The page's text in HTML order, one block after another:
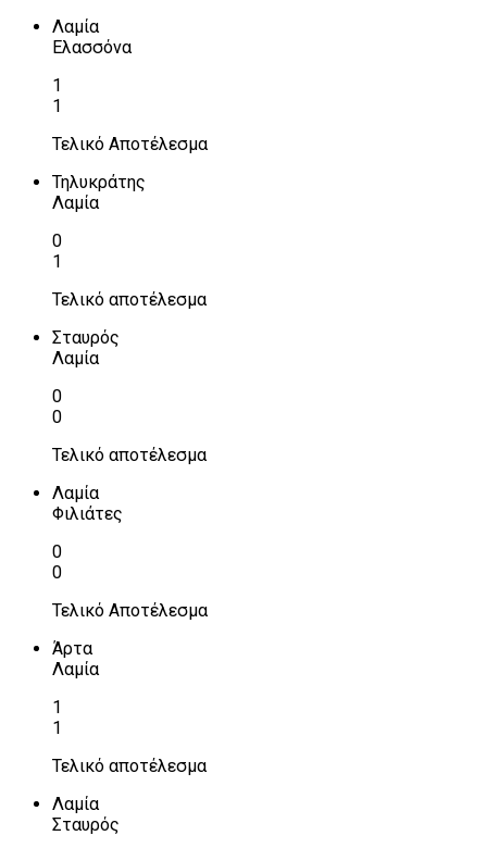
Λαμία
Ελασσόνα
1
1
Τελικό Αποτέλεσμα
Τηλυκράτης
Λαμία
0
1
Τελικό αποτέλεσμα
Σταυρός
Λαμία
0
0
Τελικό αποτέλεσμα
Λαμία
Φιλιάτες
0
0
Τελικό Αποτέλεσμα
Άρτα
Λαμία
1
1
Τελικό αποτέλεσμα
Λαμία
Σταυρός